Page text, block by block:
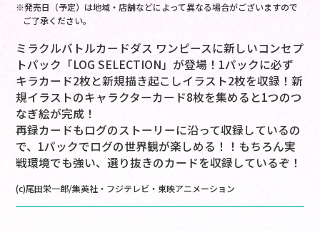
※発売日（予定）は地域・店舗などによって異なる場合がございますので
ご了承ください。
ミラクルバトルカードダス ワンピースに新しいコンセプ
トパック「LOG SELECTION」が登場！1パックに必ず
キラカード2枚と新規描き起こしイラスト2枚を収録！新
規イラストのキャラクターカード8枚を集めると1つのつ
なぎ絵が完成！
再録カードもログのストーリーに沿って収録しているの
で、1パックでログの世界観が楽しめる！！もちろん実
戦環境でも強い、選り抜きのカードを収録しているぞ！
(c)尾田栄一郎/集英社・フジテレビ・東映アニメーション